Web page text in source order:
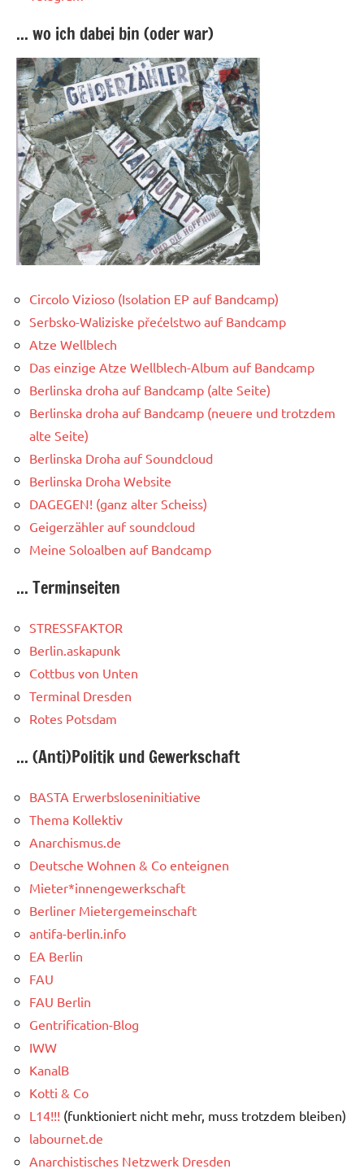
... wo ich dabei bin (oder war)
Circolo Vizioso (Isolation EP auf Bandcamp)
Serbsko-Waliziske přećelstwo auf Bandcamp
Atze Wellblech
Das einzige Atze Wellblech-Album auf Bandcamp
Berlinska droha auf Bandcamp (alte Seite)
Berlinska droha auf Bandcamp (neuere und trotzdem
alte Seite)
Berlinska Droha auf Soundcloud
Berlinska Droha Website
DAGEGEN! (ganz alter Scheiss)
Geigerzähler auf soundcloud
Meine Soloalben auf Bandcamp
... Terminseiten
STRESSFAKTOR
Berlin.askapunk
Cottbus von Unten
Terminal Dresden
Rotes Potsdam
... (Anti)Politik und Gewerkschaft
BASTA Erwerbsloseninitiative
Thema Kollektiv
Anarchismus.de
Deutsche Wohnen & Co enteignen
Mieter*innengewerkschaft
Berliner Mietergemeinschaft
antifa-berlin.info
EA Berlin
FAU
FAU Berlin
Gentrification-Blog
IWW
KanalB
Kotti & Co
L14!!! (funktioniert nicht mehr, muss trotzdem bleiben)
labournet.de
Anarchistisches Netzwerk Dresden